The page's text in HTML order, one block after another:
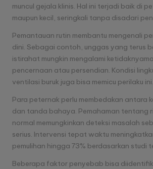
muncul gejala klinis. Hal ini terjadi baik di
maupun kecil, seringkali tanpa disadari
Pemantauan rutin membantu mengenali
dini. Sebagai contoh, unggas yang terus
istirahat mungkin mengalami
pencernaan atau persendian. Kondisi
ventilasi buruk juga bisa memicu perilaku ini.
Para peternak perlu membedakan antara
dan tanda bahaya. Pemahaman tentang
normal memungkinkan deteksi masalah
serius. Intervensi tepat waktu
pemulihan hingga 73% berdasarkan studi
Beberapa faktor penyebab bisa